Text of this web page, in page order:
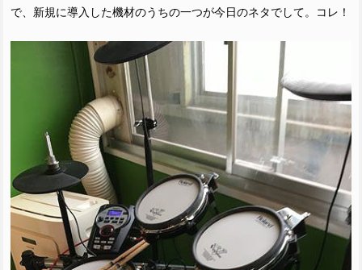
で、新規に導入した機材のうちの一つが今日のネタでして。コレ！